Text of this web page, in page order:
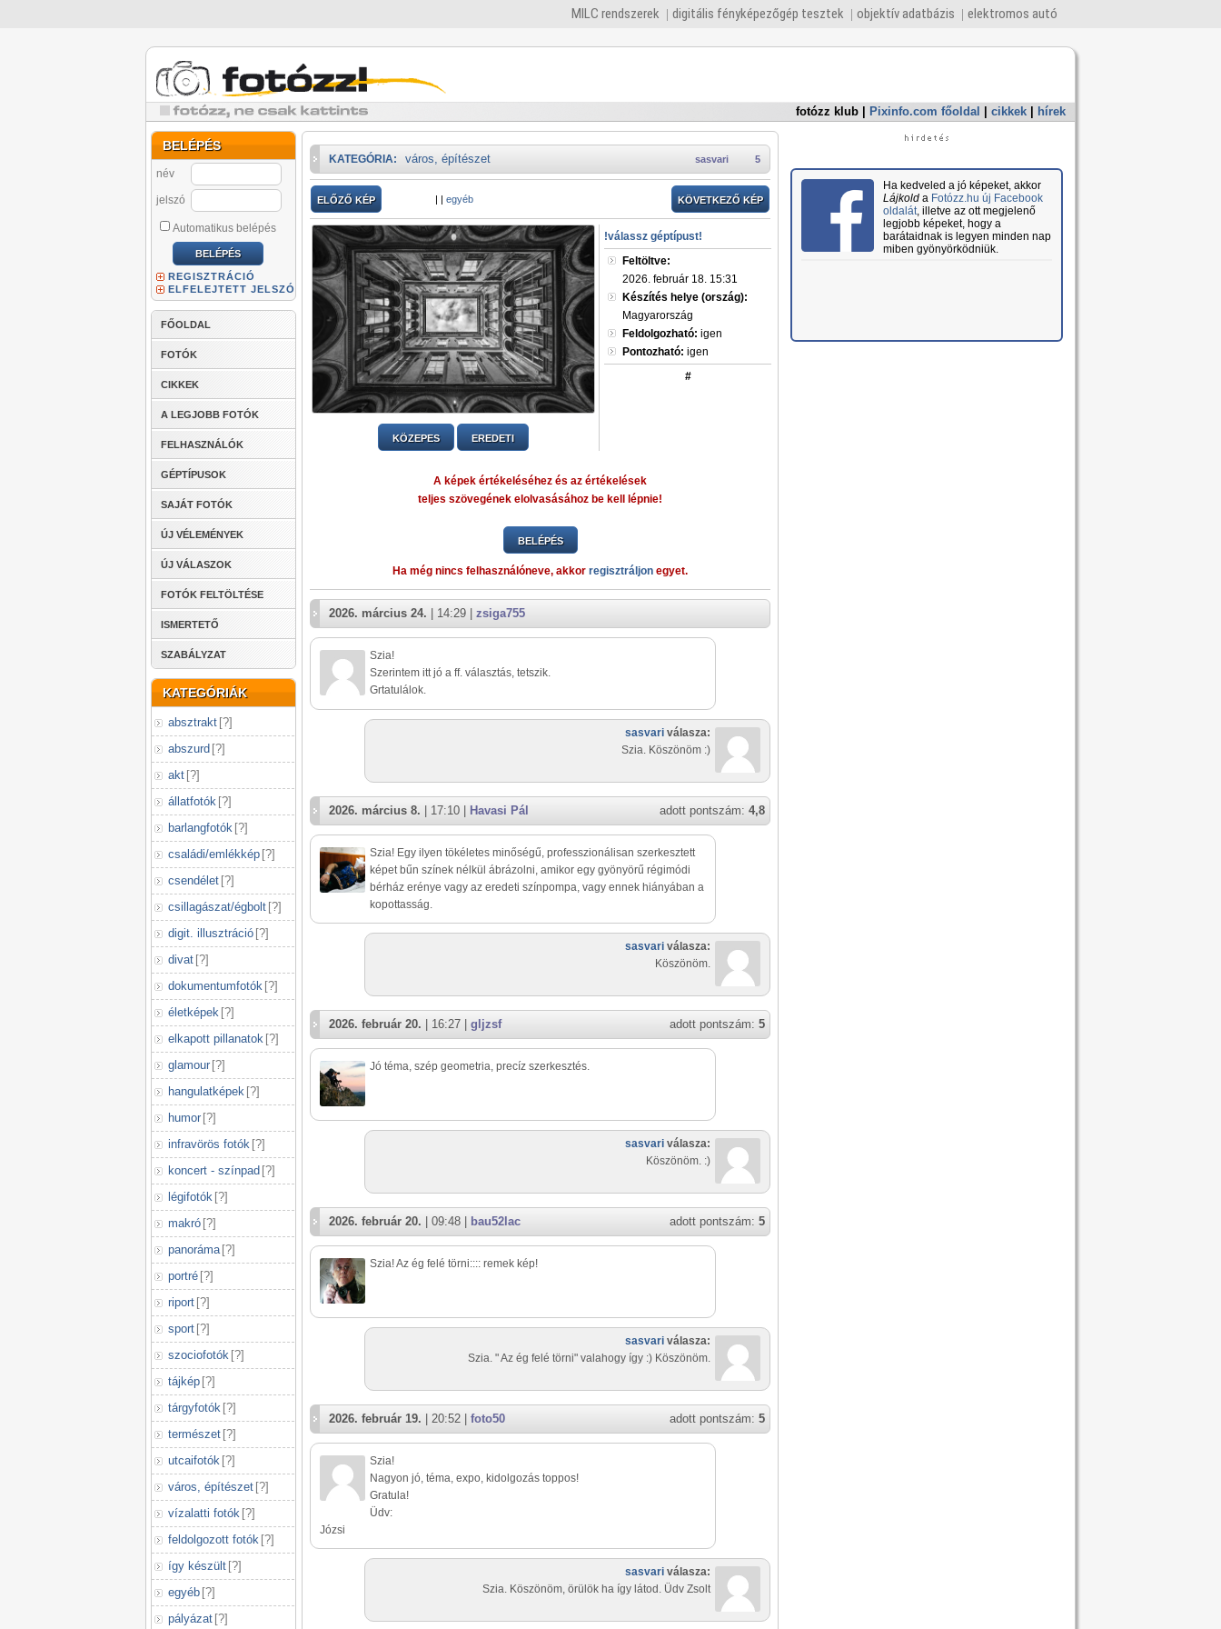
MILC rendszerek digitális fényképezőgép tesztek objektív adatbázis elektromos autó
fotózz klub Pixinfo.com főoldal cikkek hírek
BELÉPÉS
név
jelszó
Automatikus belépés
REGISZTRÁCIÓ
ELFELEJTETT JELSZÓ
FŐOLDAL
FOTÓK
CIKKEK
A LEGJOBB FOTÓK
FELHASZNÁLÓK
GÉPTÍPUSOK
SAJÁT FOTÓK
ÚJ VÉLEMÉNYEK
ÚJ VÁLASZOK
FOTÓK FELTÖLTÉSE
ISMERTETŐ
SZABÁLYZAT
KATEGÓRIÁK
absztrakt [?]
abszurd [?]
akt [?]
állatfotók [?]
barlangfotók [?]
családi/emlékkép [?]
csendélet [?]
csillagászat/égbolt [?]
digit. illusztráció [?]
divat [?]
dokumentumfotók [?]
életképek [?]
elkapott pillanatok [?]
glamour [?]
hangulatképek [?]
humor [?]
infravörös fotók [?]
koncert - színpad [?]
légifotók [?]
makró [?]
panoráma [?]
portré [?]
riport [?]
sport [?]
szociofotók [?]
tájkép [?]
tárgyfotók [?]
természet [?]
utcaifotók [?]
város, építészet [?]
vízalatti fotók [?]
feldolgozott fotók [?]
így készült [?]
egyéb [?]
pályázat [?]
5
sasvari
KATEGÓRIA: város, építészet
ELŐZŐ KÉP | | egyéb KÖVETKEZŐ KÉP
KÖZEPES EREDETI
!válassz géptípust!
Feltöltve:
2026. február 18. 15:31
Készítés helye (ország):
Magyarország
Feldolgozható: igen
Pontozható: igen
#
A képek értékeléséhez és az értékelések
teljes szövegének elolvasásához be kell lépnie!
BELÉPÉS
Ha még nincs felhasználóneve, akkor regisztráljon egyet.
2026. március 24. | 14:29 | zsiga755
Szia!
Szerintem itt jó a ff. választás, tetszik.
Grtatulálok.
sasvari válasza:
Szia. Köszönöm :)
adott pontszám: 4,8
2026. március 8. | 17:10 | Havasi Pál
Szia! Egy ilyen tökéletes minőségű, professzionálisan szerkesztett
képet bűn színek nélkül ábrázolni, amikor egy gyönyörű régimódi
bérház erénye vagy az eredeti színpompa, vagy ennek hiányában a
kopottasság.
sasvari válasza:
Köszönöm.
adott pontszám: 5
2026. február 20. | 16:27 | gljzsf
Jó téma, szép geometria, precíz szerkesztés.
sasvari válasza:
Köszönöm. :)
adott pontszám: 5
2026. február 20. | 09:48 | bau52lac
Szia! Az ég felé törni:::: remek kép!
sasvari válasza:
Szia. " Az ég felé törni" valahogy így :) Köszönöm.
adott pontszám: 5
2026. február 19. | 20:52 | foto50
Szia!
Nagyon jó, téma, expo, kidolgozás toppos!
Gratula!
Üdv:
Józsi
sasvari válasza:
Szia. Köszönöm, örülök ha így látod. Üdv Zsolt
Ha kedveled a jó képeket, akkor
Lájkolda Fotózz.hu új Facebook
oldalát, illetve az ott megjelenő
legjobb képeket, hogy a
barátaidnak is legyen minden nap
miben gyönyörködniük.